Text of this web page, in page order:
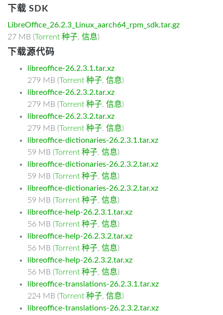
下载 SDK
LibreOffice_26.2.3_Linux_aarch64_rpm_sdk.tar.gz
27 MB (Torrent 种子, 信息)
下载源代码
libreoffice-26.2.3.1.tar.xz
279 MB (Torrent 种子, 信息)
libreoffice-26.2.3.2.tar.xz
279 MB (Torrent 种子, 信息)
libreoffice-26.2.3.2.tar.xz
279 MB (Torrent 种子, 信息)
libreoffice-dictionaries-26.2.3.1.tar.xz
59 MB (Torrent 种子, 信息)
libreoffice-dictionaries-26.2.3.2.tar.xz
59 MB (Torrent 种子, 信息)
libreoffice-dictionaries-26.2.3.2.tar.xz
59 MB (Torrent 种子, 信息)
libreoffice-help-26.2.3.1.tar.xz
56 MB (Torrent 种子, 信息)
libreoffice-help-26.2.3.2.tar.xz
56 MB (Torrent 种子, 信息)
libreoffice-help-26.2.3.2.tar.xz
56 MB (Torrent 种子, 信息)
libreoffice-translations-26.2.3.1.tar.xz
224 MB (Torrent 种子, 信息)
libreoffice-translations-26.2.3.2.tar.xz